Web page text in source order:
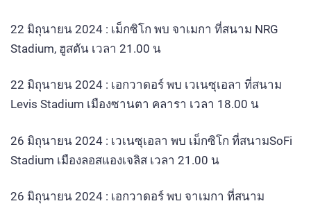
22 มิถุนายน 2024 : เม็กซิโก พบ จาเมกา ที่สนาม NRG
Stadium, ฮูสตัน เวลา 21.00 น
22 มิถุนายน 2024 : เอกวาดอร์ พบ เวเนซุเอลา ที่สนาม
Levis Stadium เมืองซานตา คลารา เวลา 18.00 น
26 มิถุนายน 2024 : เวเนซุเอลา พบ เม็กซิโก ที่สนามSoFi
Stadium เมืองลอสแองเจลิส เวลา 21.00 น
26 มิถุนายน 2024 : เอกวาดอร์ พบ จาเมกา ที่สนาม